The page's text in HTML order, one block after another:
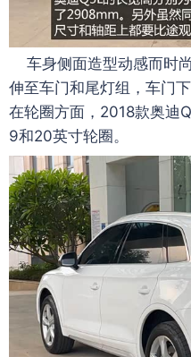
车身侧面造型动感而时
伸至车门和尾灯组，车门
在轮圈方面，2018款奥迪
9和20英寸轮圈。